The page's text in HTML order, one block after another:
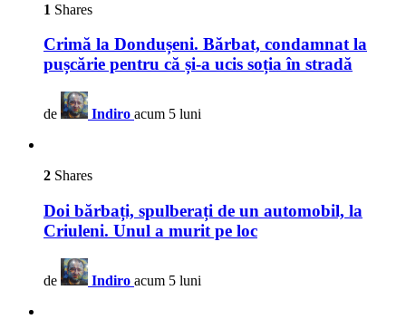
1 Shares
Crimă la Dondușeni. Bărbat, condamnat la
pușcărie pentru că și-a ucis soția în stradă
de Indiro acum 5 luni
2 Shares
Doi bărbați, spulberați de un automobil, la
Criuleni. Unul a murit pe loc
de Indiro acum 5 luni